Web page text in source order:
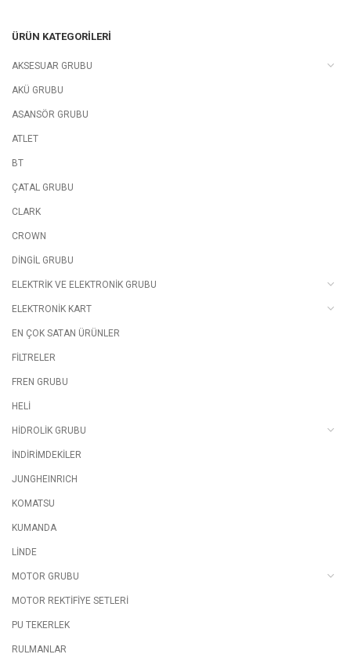
ÜRÜN KATEGORILERI
AKSESUAR GRUBU
AKÜ GRUBU
ASANSÖR GRUBU
ATLET
BT
ÇATAL GRUBU
CLARK
CROWN
DİNGİL GRUBU
ELEKTRİK VE ELEKTRONİK GRUBU
ELEKTRONİK KART
EN ÇOK SATAN ÜRÜNLER
FİLTRELER
FREN GRUBU
HELİ
HİDROLİK GRUBU
İNDİRİMDEKİLER
JUNGHEINRICH
KOMATSU
KUMANDA
LİNDE
MOTOR GRUBU
MOTOR REKTİFİYE SETLERİ
PU TEKERLEK
RULMANLAR